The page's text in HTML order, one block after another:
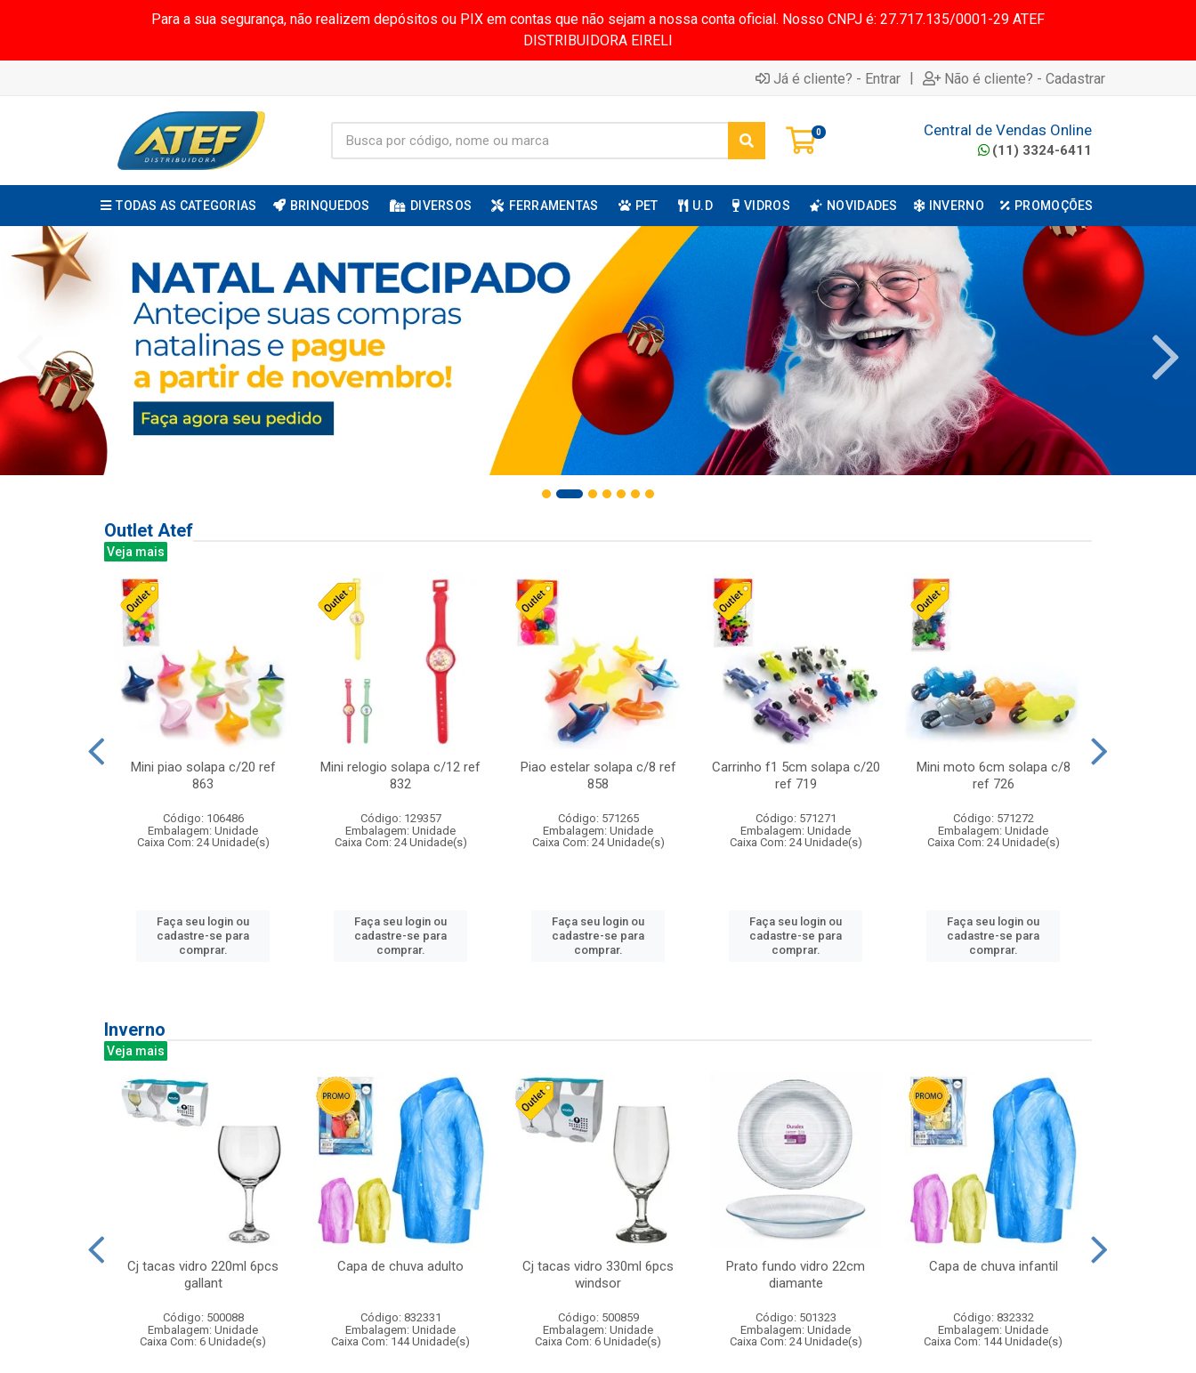
Para a sua segurança, não realizem depósitos ou PIX em contas que não sejam a nossa conta oficial. Nosso CNPJ é: 27.717.135/0001-29 ATEF
DISTRIBUIDORA EIRELI
Já é cliente? - Entrar | Não é cliente? - Cadastrar
0 Central de Vendas Online
(11) 3324-6411
TODAS AS CATEGORIAS BRINQUEDOS DIVERSOS FERRAMENTAS PET U.D VIDROS NOVIDADES INVERNO PROMOÇÕES
Outlet Atef
Veja mais
Mini piao solapa c/20 ref
863
Código: 106486
Embalagem: Unidade
Caixa Com: 24 Unidade(s)
Faça seu login ou
cadastre-se para
comprar.
Mini relogio solapa c/12 ref
832
Código: 129357
Embalagem: Unidade
Caixa Com: 24 Unidade(s)
Faça seu login ou
cadastre-se para
comprar.
Piao estelar solapa c/8 ref
858
Código: 571265
Embalagem: Unidade
Caixa Com: 24 Unidade(s)
Faça seu login ou
cadastre-se para
comprar.
Carrinho f1 5cm solapa c/20
ref 719
Código: 571271
Embalagem: Unidade
Caixa Com: 24 Unidade(s)
Faça seu login ou
cadastre-se para
comprar.
Mini moto 6cm solapa c/8
ref 726
Código: 571272
Embalagem: Unidade
Caixa Com: 24 Unidade(s)
Faça seu login ou
cadastre-se para
comprar.
Inverno
Veja mais
Cj tacas vidro 220ml 6pcs
gallant
Código: 500088
Embalagem: Unidade
Caixa Com: 6 Unidade(s)
Capa de chuva adulto
Código: 832331
Embalagem: Unidade
Caixa Com: 144 Unidade(s)
Cj tacas vidro 330ml 6pcs
windsor
Código: 500859
Embalagem: Unidade
Caixa Com: 6 Unidade(s)
Prato fundo vidro 22cm
diamante
Código: 501323
Embalagem: Unidade
Caixa Com: 24 Unidade(s)
Capa de chuva infantil
Código: 832332
Embalagem: Unidade
Caixa Com: 144 Unidade(s)